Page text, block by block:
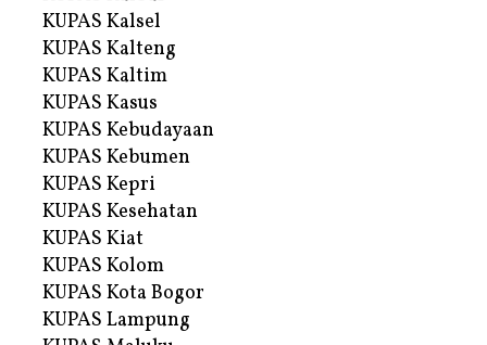
KUPAS Kalsel
KUPAS Kalteng
KUPAS Kaltim
KUPAS Kasus
KUPAS Kebudayaan
KUPAS Kebumen
KUPAS Kepri
KUPAS Kesehatan
KUPAS Kiat
KUPAS Kolom
KUPAS Kota Bogor
KUPAS Lampung